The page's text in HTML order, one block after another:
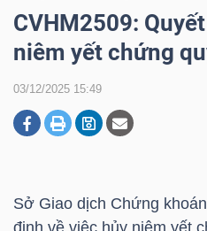
CVHM2509:
niêm yết chứng
03/12/2025 15:49
Sở Giao dịch Chứng khoán
CHỨNG